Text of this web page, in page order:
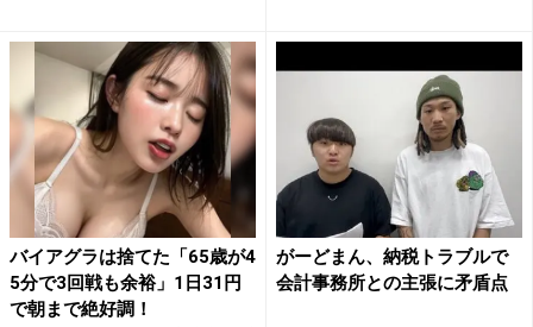
バイアグラは捨てた「65歳が4
5分で3回戦も余裕」1日31円
で朝まで絶好調！
がーどまん、納税トラブルで
会計事務所との主張に矛盾点